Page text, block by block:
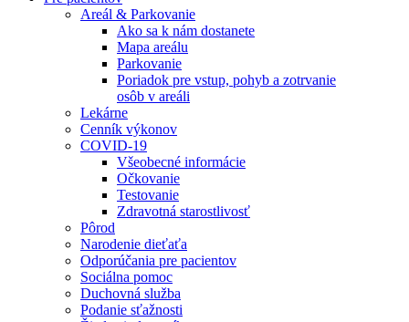
Areál & Parkovanie
Ako sa k nám dostanete
Mapa areálu
Parkovanie
Poriadok pre vstup, pohyb a zotrvanie
osôb v areáli
Lekárne
Cenník výkonov
COVID-19
Všeobecné informácie
Očkovanie
Testovanie
Zdravotná starostlivosť
Pôrod
Narodenie dieťaťa
Odporúčania pre pacientov
Sociálna pomoc
Duchovná služba
Podanie sťažnosti